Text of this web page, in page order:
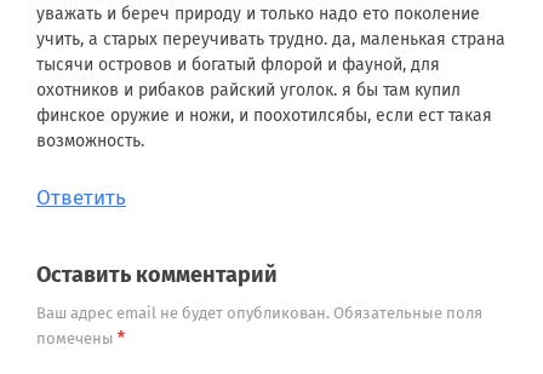
уважать и береч природу и только надо ето поколение
учить, а старых переучивать трудно. да, маленькая страна
тысячи островов и богатый флорой и фауной, для
охотников и рибаков райский уголок. я бы там купил
финское оружие и ножи, и поохотилсябы, если ест такая
возможность.
Ответить
Оставить комментарий
Ваш адрес email не будет опубликован. Обязательные поля
помечены *